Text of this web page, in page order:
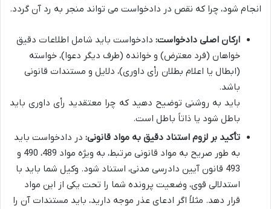
انجام شود، چرا که نقص در دادخواست می تواند منجر به رد آن گردد.
ارکان اصلی دادخواست: دادخواست باید شامل اطلاعات دقیق
خواهان (فرد معترض) و خوانده (طرف دیگر دعوا)، خواسته
(ابطال یا اعلام بطلان رأی داوری)، دلایل و مستندات قانونی
باشد.
باید به روشنی توضیح دهید که چرا معتقدید رأی داوری باید
باطل شود یا ذاتاً باطل است.
تأکید بر لزوم استناد دقیق به مواد قانونی: در دادخواست باید
به طور صریح به مواد قانونی مرتبط، به ویژه مواد 489، 490 و
493 قانون آیین دادرسی مدنی، استناد شود. وکیل شما باید با
استدلالی قوی، وضعیت پرونده شما را تحت یکی از این مواد
قرار دهد. مثلاً اگر ادعای عذر موجه دارید، باید مستندات آن را